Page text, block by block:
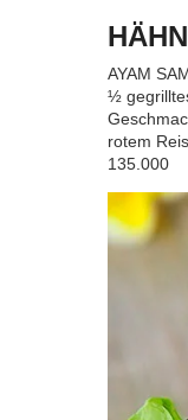
AYAM
½
rotem
135.000